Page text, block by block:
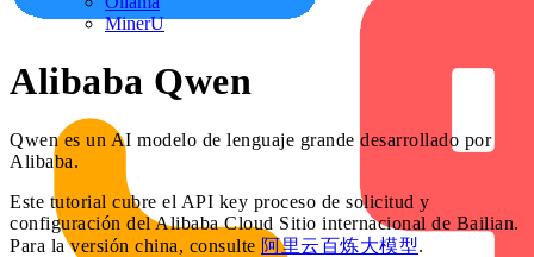
MinerU
Alibaba Qwen
Qwen es un AI modelo de lenguaje grande desarrollado por
Alibaba.
Este tutorial cubre el API key proceso de solicitud y
configuración del Alibaba Cloud Sitio internacional de Bailian.
Para la versión china, consulte 阿里云百炼大模型.